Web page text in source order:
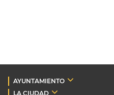
AYUNTAMIENTO
LA CIUDAD